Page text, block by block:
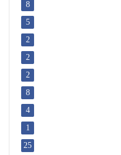
8
5
2
2
2
8
4
1
25